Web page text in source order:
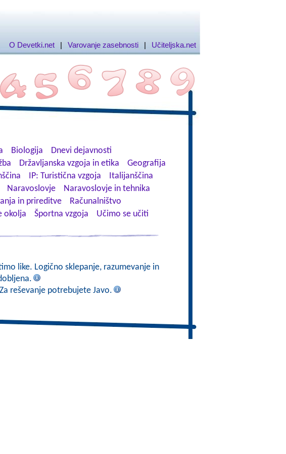
O Devetki.net | Varovanje zasebnosti | Učiteljska.net
Biologija
Dnevi dejavnosti
Državljanska vzgoja in etika
Geografija
IP: Turistična vzgoja
Italijanščina
Naravoslovje
Naravoslovje in tehnika
in prireditve
Računalništvo
okolja Športna vzgoja
Učimo se učiti
like. Logično sklepanje, razumevanje in
reševanje potrebujete Javo.